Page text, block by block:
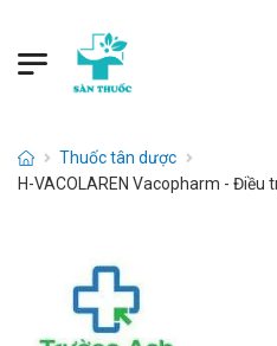
Thuốc tân dược
H-VACOLAREN Vacopharm -